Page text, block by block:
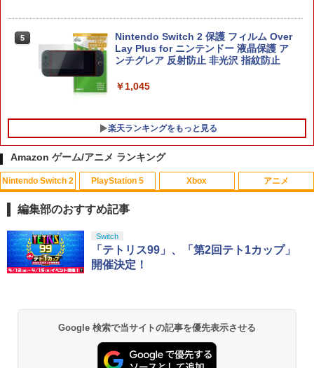
ソフト ヨッシーとフカシギの図鑑
￥6,797
【新品】Nintendo Switch2ソフト ヨッ
￥6,800
5
【特典】Beast of Reincarnation(【永
久封入特典】プロダクトコード)
￥7,632
5
Nintendo Switch 2 保護 フィルム Over
Lay Plus for ニンテンドー 液晶保護 ア
ンチグレア 反射防止 非光沢 指紋防止
￥1,045
楽天ランキングをもっと見る
1
【中古】Blu-ray▼メアリーと秘密の王
国 3D ブルーレイディスク 3D再生専用
レンタル落ち ケース無
￥971
￥4,469
Amazon ゲーム/アニメ ランキング
Nintendo Switch 2
1
スプラトゥーン レイダース|オンライン
コード版
スプラトゥーン レイダース -Switch2
￥6,455
PlayStation 5
1
PlayStation 5 デジタル・エディション
日本語専用 Console Language: Japan
ese only (CFI-2200B01)
プロダクトコード 封入
Xbox
1
【純正品】Xbox ワイヤレス コントロー
ラー + USB-C® ケーブル
Xbox プリペイドカード 5,000円 デジタ
ンラインコード]
アニメ
1
【Amazon.co.jp限定】劇場版モノノ怪
第三章 蛇神 (Amazon.co.jp限定オリジ
ナル三方背収納ケース付きコレクション)
(オリジナル特典:オリジナル巾着＋メー
ボード付) [Blu-ray]
￥10,780
編集部のおすすめ記事
Switch
「テトリス99」、「第2回テト1カップ」
開催決定！
Google 検索で当サイトの記事を優先表示させる